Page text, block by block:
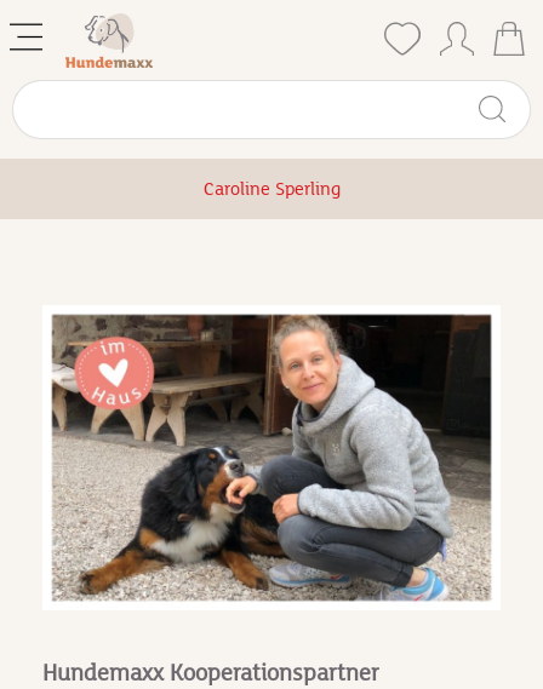
Caroline Sperling
Hundemaxx Kooperationspartner